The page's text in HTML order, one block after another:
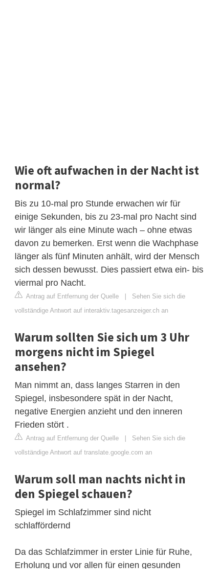
Wie oft aufwachen in der Nacht ist
normal?
Bis zu 10-mal pro Stunde erwachen wir für
einige Sekunden, bis zu 23-mal pro Nacht sind
wir länger als eine Minute wach – ohne etwas
davon zu bemerken. Erst wenn die Wachphase
länger als fünf Minuten anhält, wird der Mensch
sich dessen bewusst. Dies passiert etwa ein- bis
viermal pro Nacht.
Antrag auf Entfernung der Quelle | Sehen Sie sich die
vollständige Antwort auf interaktiv.tagesanzeiger.ch an
Warum sollten Sie sich um 3 Uhr
morgens nicht im Spiegel
ansehen?
Man nimmt an, dass langes Starren in den
Spiegel, insbesondere spät in der Nacht,
negative Energien anzieht und den inneren
Frieden stört .
Antrag auf Entfernung der Quelle | Sehen Sie sich die
vollständige Antwort auf translate.google.com an
Warum soll man nachts nicht in
den Spiegel schauen?
Spiegel im Schlafzimmer sind nicht
schlaffördernd
Da das Schlafzimmer in erster Linie für Ruhe,
Erholung und vor allen für einen gesunden